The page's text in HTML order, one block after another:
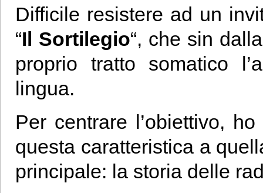
Difficile resistere ad un
“Il Sortilegio“, che sin
proprio tratto somatico
lingua.
Per centrare l’obiettivo,
questa caratteristica a
principale: la storia delle